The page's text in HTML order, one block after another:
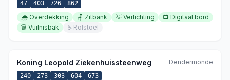
47 403 726 862
🌧️ Overdekking 🪑 Zitbank 💡 Verlichting 📺 Digitaal bord
🗑️ Vuilnisbak ♿ Rolstoel
Koning Leopold Ziekenhuissteenweg Dendermonde
240 273 303 604 673